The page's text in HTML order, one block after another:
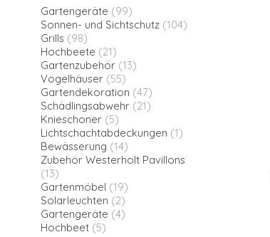
Gartengeräte (99)
Sonnen- und Sichtschutz (104)
Grills (98)
Hochbeete (21)
Gartenzubehör (13)
Vogelhäuser (55)
Gartendekoration (47)
Schädlingsabwehr (21)
Knieschoner (5)
Lichtschachtabdeckungen (1)
Bewässerung (14)
Zubehör Westerholt Pavillons
(13)
Gartenmöbel (19)
Solarleuchten (2)
Gartengeräte (4)
Hochbeet (5)